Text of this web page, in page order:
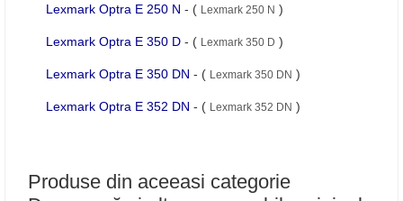
Lexmark Optra E 250 N - ( Lexmark 250 N )
Lexmark Optra E 350 D - ( Lexmark 350 D )
Lexmark Optra E 350 DN - ( Lexmark 350 DN )
Lexmark Optra E 352 DN - ( Lexmark 352 DN )
Produse din aceeasi categorie